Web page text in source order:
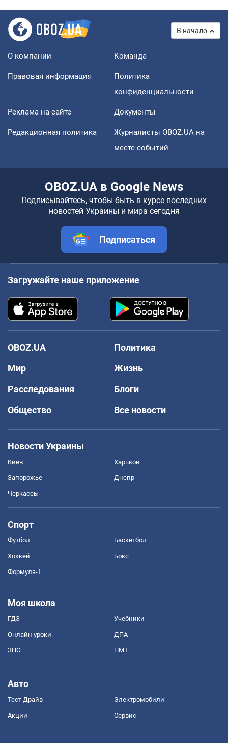
В начало
О компании Команда
Правовая информация
Политика
конфиденциальности
Реклама на сайте Документы
Редакционная политика
Журналисты OBOZ.UA на
месте событий
OBOZ.UA в Google News
Подписывайтесь, чтобы быть в курсе последних
новостей Украины и мира сегодня
Подписаться
Загружайте наше приложение
OBOZ.UA
Политика
Мир
Жизнь
Расследования
Блоги
Общество
Все новости
Новости Украины
Киев Харьков
Запорожье Днепр
Черкассы
Спорт
Футбол Баскетбол
Хоккей Бокс
Формула-1
Моя школа
ГДЗ Учебники
Онлайн уроки ДПА
ЗНО НМТ
Авто
Тест Драйв Электромобили
Акции Сервис